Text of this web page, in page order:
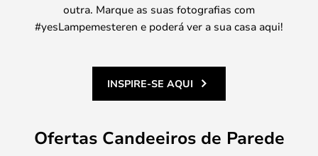
outra. Marque as suas fotografias com
#yesLampemesteren e poderá ver a sua casa aqui!
INSPIRE-SE AQUI
Ofertas Candeeiros de Parede